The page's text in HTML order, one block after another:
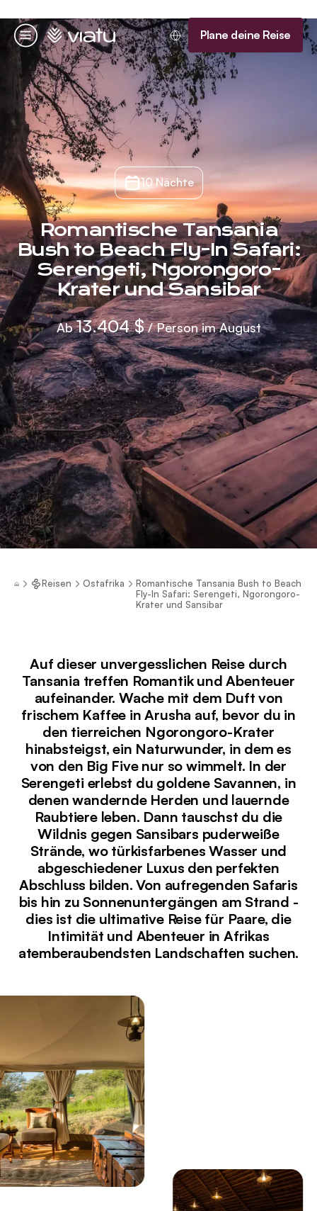
Menü
Startseite Plane deine Reise
10 Nächte
Romantische Tansania
Bush to Beach Fly-In Safari:
Serengeti, Ngorongoro-
Krater und Sansibar
Ab13.404 $/ Person im August
Reisen Ostafrika
Romantische Tansania Bush to Beach
Fly-In Safari: Serengeti, Ngorongoro-
Krater und Sansibar
Auf dieser unvergesslichen Reise durch
Tansania treffen Romantik und Abenteuer
aufeinander. Wache mit dem Duft von
frischem Kaffee in Arusha auf, bevor du in
den tierreichen Ngorongoro-Krater
hinabsteigst, ein Naturwunder, in dem es
von den Big Five nur so wimmelt. In der
Serengeti erlebst du goldene Savannen, in
denen wandernde Herden und lauernde
Raubtiere leben. Dann tauschst du die
Wildnis gegen Sansibars puderweiße
Strände, wo türkisfarbenes Wasser und
abgeschiedener Luxus den perfekten
Abschluss bilden. Von aufregenden Safaris
bis hin zu Sonnenuntergängen am Strand -
dies ist die ultimative Reise für Paare, die
Intimität und Abenteuer in Afrikas
atemberaubendsten Landschaften suchen.